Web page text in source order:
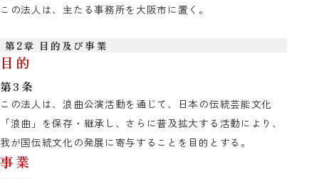
この法人は、主たる事務所を大阪市に置く。
第2章 目的及び事業
目的
第3条
この法人は、浪曲公演活動を通じて、日本の伝統芸能文化
「浪曲」を保存・継承し、さらに普及拡大する活動により、
我が国伝統文化の発展に寄与することを目的とする。
事業